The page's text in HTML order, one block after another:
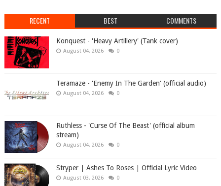
RECENT BEST COMMENTS
Konquest - 'Heavy Artillery' (Tank cover)
August 04, 2026 0
Teramaze - 'Enemy In The Garden' (official audio)
August 04, 2026 0
Ruthless - 'Curse Of The Beast' (official album
stream)
August 04, 2026 0
Stryper | Ashes To Roses | Official Lyric Video
August 03, 2026 0